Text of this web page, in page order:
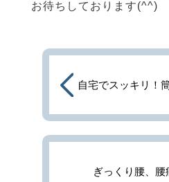
お待ちしております(^^)
自宅でスッキリ！
ぎっくり腰、